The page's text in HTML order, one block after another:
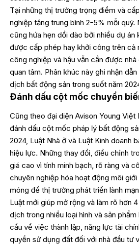
Tại những thị trường trọng điểm và
nghiệp tăng trung bình 2-5% mỗi quý.
cũng hứa hẹn dồi dào bởi nhiều dự án
được cấp phép hay khởi công trên cả
công nghiệp và hậu vẫn cần được
quan tâm. Phân khúc này ghi nhận
dịch bất động sản trong suốt năm
Đánh dấu cột mốc chuyển
Cũng theo đại diện Avison Young Việt
đánh dấu cột mốc pháp lý bất động
2024, Luật Nhà ở và Luật Kinh doanh
hiệu lực. Những thay đổi, điều chỉnh
giá cao vì tính minh bạch, rõ ràng và
chuyên nghiệp hóa hoạt động môi
móng để thị trường phát triển lành
Luật mới giúp mở rộng và làm rõ hơn
dịch trong nhiều loại hình và sản
cầu về việc thành lập, năng lực tài
quyền sử dụng đất đối với nhà đầu tư